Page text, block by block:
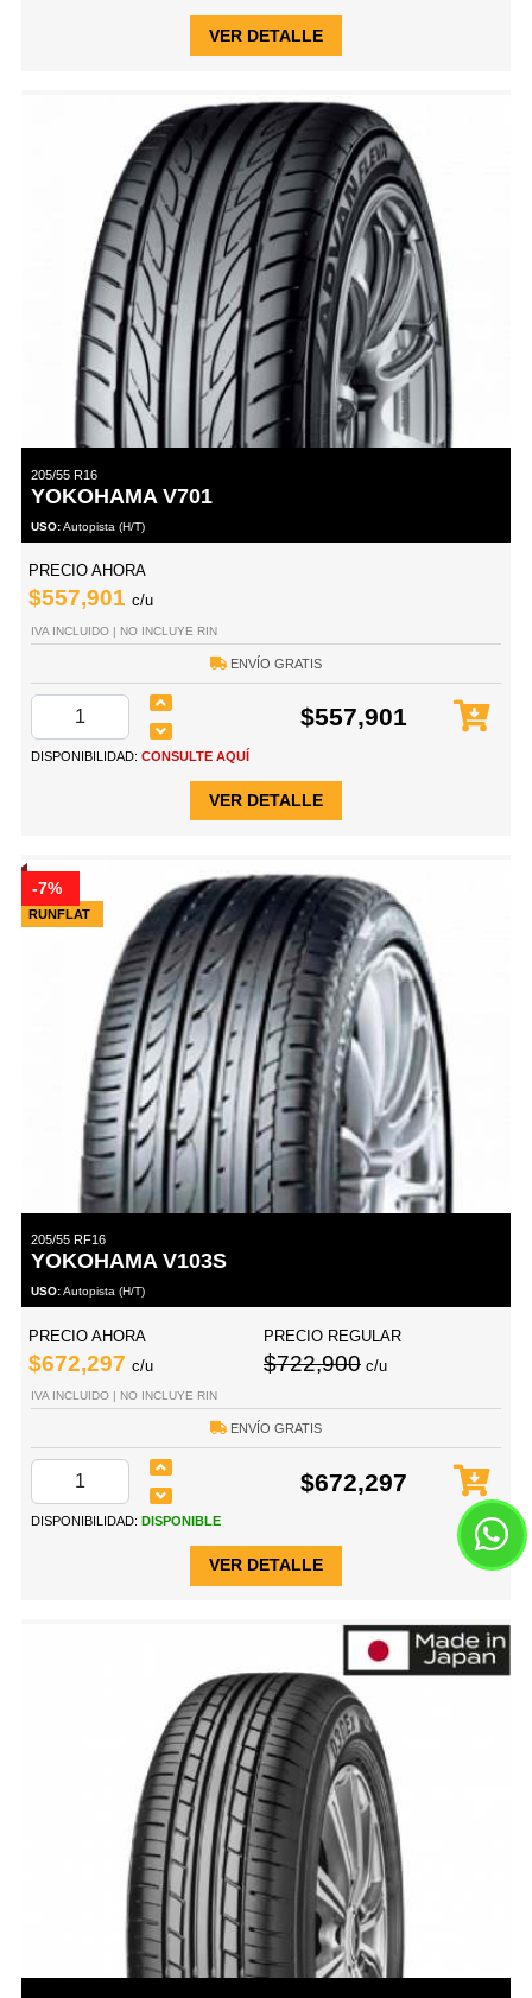
VER DETALLE
205/55 R16
YOKOHAMA V701
USO:Autopista (H/T)
PRECIO AHORA
$557,901 c/u
IVA INCLUIDO | NO INCLUYE RIN
ENVÍO GRATIS
$557,901
DISPONIBILIDAD: CONSULTE AQUÍ
VER DETALLE
RUNFLAT
-7%
205/55 RF16
YOKOHAMA V103S
USO:Autopista (H/T)
PRECIO AHORA
$672,297 c/u
PRECIO REGULAR
$722,900 c/u
IVA INCLUIDO | NO INCLUYE RIN
ENVÍO GRATIS
$672,297
DISPONIBILIDAD: DISPONIBLE
VER DETALLE